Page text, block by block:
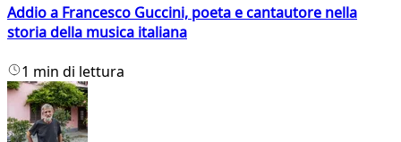
Addio a Francesco Guccini, poeta e cantautore nella
storia della musica italiana
1 min di lettura